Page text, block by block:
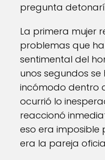
pregunta
La primera mujer
problemas que
sentimental del
unos segundos se
incómodo dentro
ocurrió lo
reaccionó
eso era imposible
era la pareja